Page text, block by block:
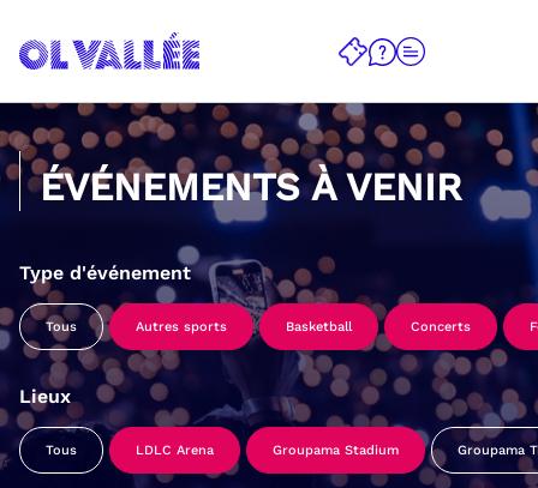
ÉVÉNEMENTS À VENIR
Type d'événement
Tous Autres sports Basketball Concerts
Lieux
Tous LDLC Arena Groupama Stadium Groupama